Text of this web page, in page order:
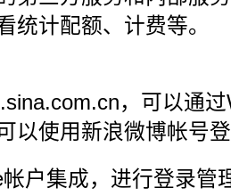
统计配额、计费等。
，可以通
以使用新浪微博帐号
户集成，进行登录管